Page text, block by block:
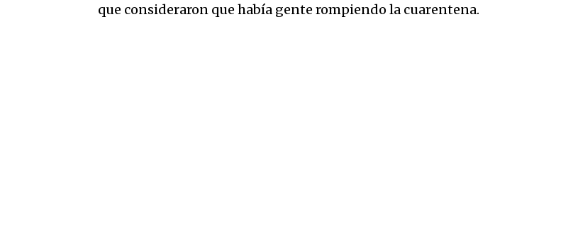
que consideraron que había gente rompiendo la cuarentena.